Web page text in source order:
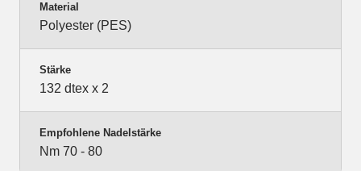
Material
Polyester (PES)
Stärke
132 dtex x 2
Empfohlene Nadelstärke
Nm 70 - 80